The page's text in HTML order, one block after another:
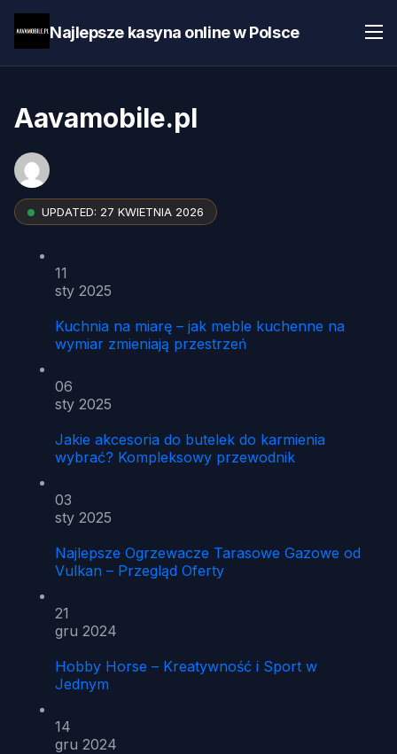
Najlepsze kasyna online w Polsce
Aavamobile.pl
UPDATED: 27 KWIETNIA 2026
11
sty 2025
Kuchnia na miarę – jak meble kuchenne na
wymiar zmieniają przestrzeń
06
sty 2025
Jakie akcesoria do butelek do karmienia
wybrać? Kompleksowy przewodnik
03
sty 2025
Najlepsze Ogrzewacze Tarasowe Gazowe od
Vulkan – Przegląd Oferty
21
gru 2024
Hobby Horse – Kreatywność i Sport w
Jednym
14
gru 2024